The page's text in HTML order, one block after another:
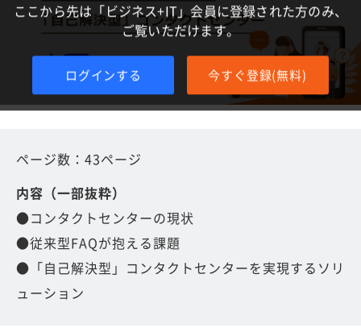
ここから先は「ビジネス+IT」会員に登録された方のみ、
ご覧いただけます。
ログインする 今すぐ登録(無料)
ページ数：43ページ
内容（一部抜粋）
●コンタクトセンターの現状
●従来型FAQが抱える課題
●「自己解決型」コンタクトセンターを実現するソリ
ューション